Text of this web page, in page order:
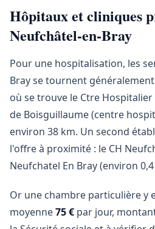
Hôpitaux et cliniques
Neufchâtel-en-Bray
Pour une hospitalisation, les
Bray se tournent
où se trouve le Ctre
de Boisguillaume (centre
environ 38 km. Un second
l'offre à proximité : le CH
Neufchatel En Bray (environ
Or une chambre particulière y
moyenne75 € par jour,